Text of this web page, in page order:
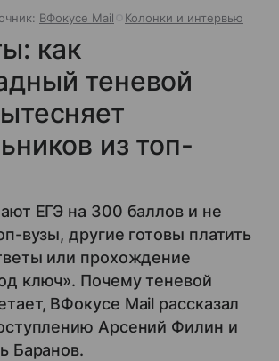
ВФокусе Mail Колонки и интервью
как
теневой
из топ-
ЕГЭ на 300 баллов и не
вузы, другие готовы платить
или прохождение
ключ». Почему теневой
ВФокусе Mail рассказал
Арсений Филин и
Баранов.